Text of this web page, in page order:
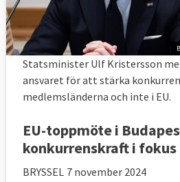
Statsminister Ulf Kristersson
ansvaret för att stärka
medlemsländerna och inte i EU.
EU-toppmöte i
konkurrenskraft i fokus
BRYSSEL 7 november 2024